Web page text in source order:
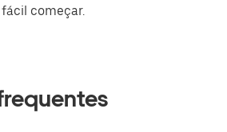
fácil começar.